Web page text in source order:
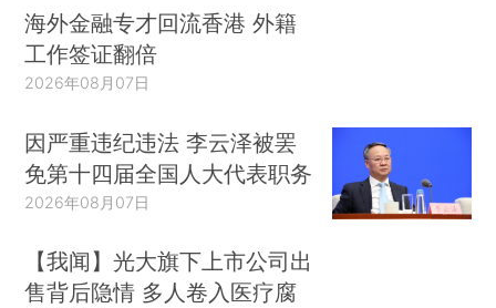
海外金融专才回流香港 外籍
工作签证翻倍
2026年08月07日
因严重违纪违法 李云泽被罢
免第十四届全国人大代表职务
2026年08月07日
【我闻】光大旗下上市公司出
售背后隐情 多人卷入医疗腐